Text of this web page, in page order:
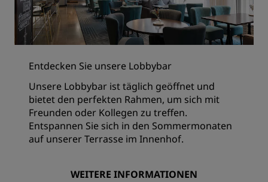
Entdecken Sie unsere Lobbybar
Unsere Lobbybar ist täglich geöffnet und
bietet den perfekten Rahmen, um sich mit
Freunden oder Kollegen zu treffen.
Entspannen Sie sich in den Sommermonaten
auf unserer Terrasse im Innenhof.
WEITERE INFORMATIONEN